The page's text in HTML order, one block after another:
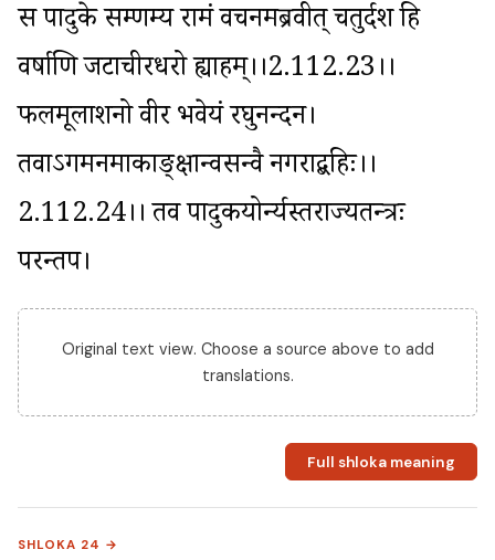
स पादुके सम्प्रणम्य रामं वचनमब्रवीत् चतुर्दश हि
वर्षाणि जटाचीरधरो ह्याहम्।।2.112.23।।
फलमूलाशनो वीर भवेयं रघुनन्दन।
तवाऽगमनमाकाङ्क्षान्वसन्वै नगराद्बहिः।।
2.112.24।। तव पादुकयोर्न्यस्तराज्यतन्त्रः
परन्तप।
Original text view. Choose a source above to add
translations.
Full shloka meaning
SHLOKA 24 →